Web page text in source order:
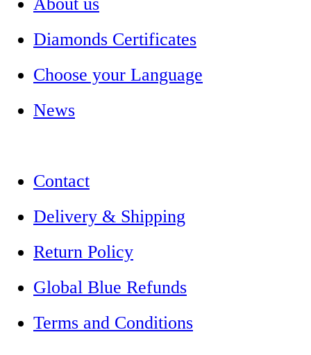
Diamonds Certificates
Choose your Language
News
Contact
Delivery & Shipping
Return Policy
Global Blue Refunds
Terms and Conditions